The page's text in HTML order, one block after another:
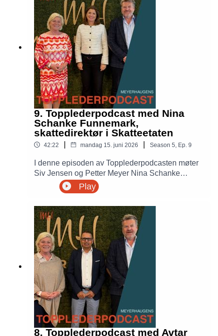
selskap med ambisjoner om kraftig vekst i en tid
preget av geopolitisk uro.
9. Topplederpodcast med Nina
Schanke Funnemark,
skattedirektør i Skatteetaten
42:22 mandag 15. juni 2026 Season 5 Ep. 9
I denne episoden av Topplederpodcasten møter
Siv Jensen og Petter Meyer Nina Schanke
Funnemark, skattedirektør i Skatteetaten.
Samtalen handler om ledelse, digitalisering,
hvordan Skatteetaten jobber for å gjøre det
enklere å være skattepliktig samtidig som tilliten
til systemet bevares.
Play
8. Topplederpodcast med Avtar